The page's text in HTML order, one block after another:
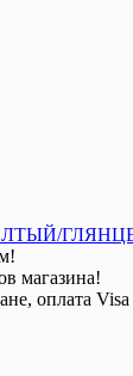
магазина!
оплата